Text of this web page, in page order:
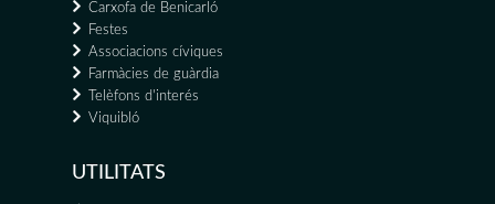
Carxofa de Benicarló
Festes
Associacions cíviques
Farmàcies de guàrdia
Telèfons d'interés
Viquibló
UTILITATS